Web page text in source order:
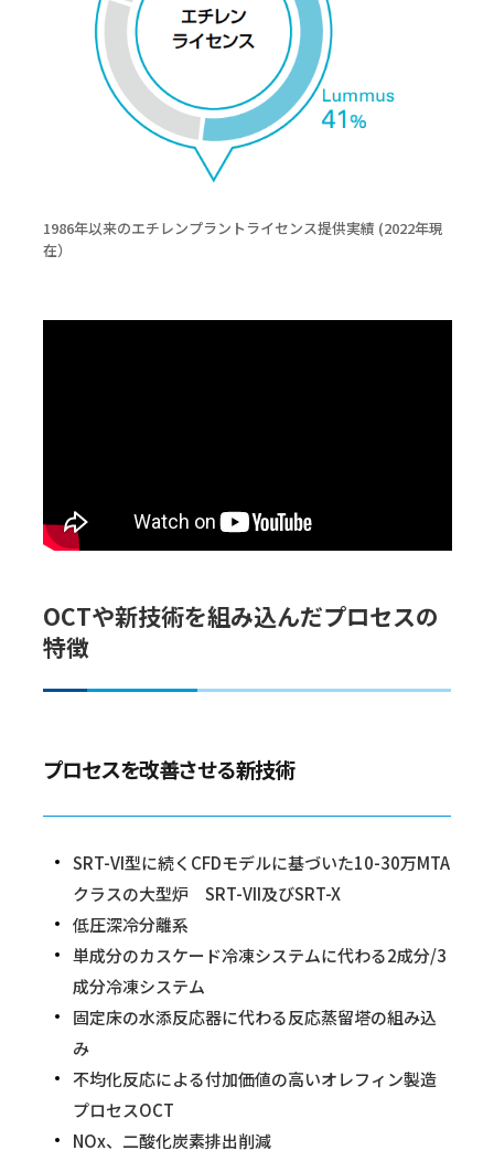
1986年以来のエチレンプラントライセンス提供実績 (2022年現
在）
OCTや新技術を組み込んだプロセスの
特徴
プロセスを改善させる新技術
SRT-VI型に続くCFDモデルに基づいた10-30万MTA
クラスの大型炉 SRT-VII及びSRT-X
低圧深冷分離系
単成分のカスケード冷凍システムに代わる2成分/3
成分冷凍システム
固定床の水添反応器に代わる反応蒸留塔の組み込
み
不均化反応による付加価値の高いオレフィン製造
プロセスOCT
NOx、二酸化炭素排出削減